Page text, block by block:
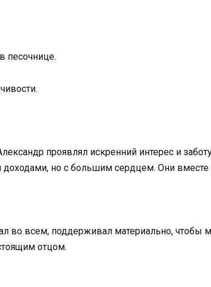
песочнице.
проявлял искренний интерес и
но с большим сердцем. Они вместе
всем, поддерживал материально, чтобы
отцом.